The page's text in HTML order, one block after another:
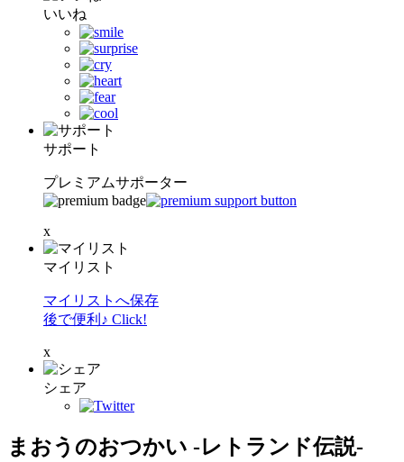
いいね
サポート
プレミアムサポーター
x
マイリスト
マイリストへ保存
後で便利♪ Click!
x
シェア
まおうのおつかい -レトランド伝説-